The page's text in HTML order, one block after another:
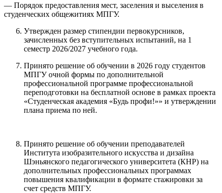
— Порядок предоставления мест, заселения и выселения в
студенческих общежитиях МПГУ.
Утвержден размер стипендии первокурсников,
зачисленных без вступительных испытаний, на 1
семестр 2026/2027 учебного года.
Принято решение об обучении в 2026 году студентов
МПГУ очной формы по дополнительной
профессиональной программе профессиональной
переподготовки на бесплатной основе в рамках проекта
«Студенческая академия «Будь профи!»» и утверждении
плана приема по ней.
Принято решение об обучении преподавателей
Института изобразительного искусства и дизайна
Шэньянского педагогического университета (КНР) на
дополнительных профессиональных программах
повышения квалификации в формате стажировки за
счет средств МПГУ.